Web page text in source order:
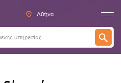
Αθήνα